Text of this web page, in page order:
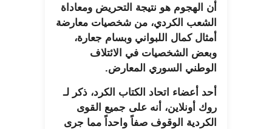
أن الهجوم هو نتيجة التحريض ومعاداة
الشعب الكردي، من شخصيات معارضة
أمثال كمال اللبواني وبسام جعارة،
وبعض الشخصيات في الائتلاف
الوطني السوري المعارض.
أحد أعضاء اتحاد الكتاب الكرد، ذكر لـ
روك أونلاين، أنه على جميع القوى
الكردية الوقوف صفاً واحداً مما جرى